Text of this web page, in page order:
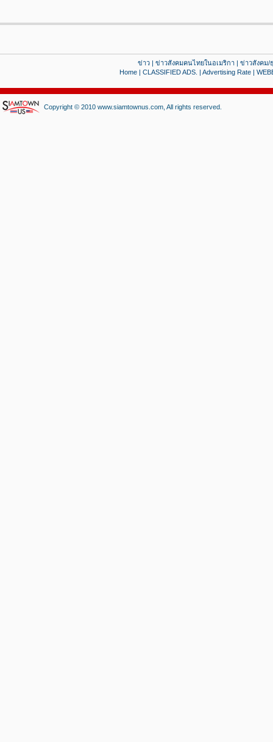
ข่าว| ข่าวสังคมคนไทยในอเมริกา| ข่าวสังคม/
Home| CLASSIFIED ADS. | Advertising Rate|
Copyright © 2010 www.siamtownus.com, All rights reserved.